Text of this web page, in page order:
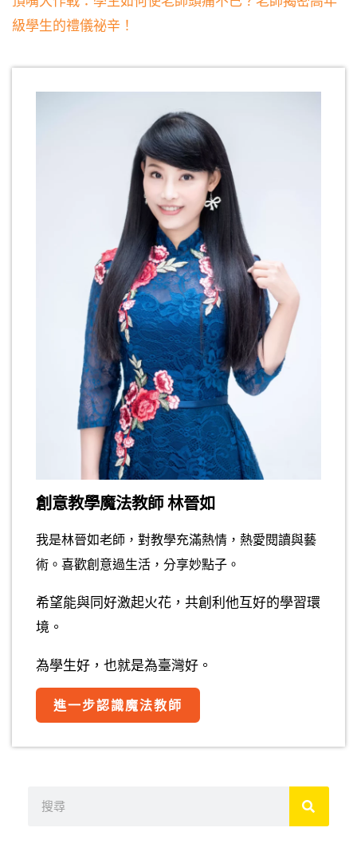
級學生的禮儀祕辛！
創意教學魔法教師 林晉如
我是林晉如老師，對教學充滿熱情，熱愛閱讀與藝
術。喜歡創意過生活，分享妙點子。
希望能與同好激起火花，共創利他互好的學習環
境。
為學生好，也就是為臺灣好。
進一步認識魔法教師